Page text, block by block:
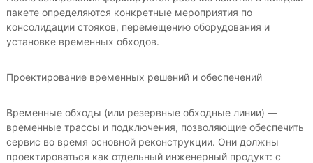
пакете определяются конкретные мероприятия по
консолидации стояков, перемещению оборудования и
установке временных обходов.
Проектирование временных решений и обеспечений
Временные обходы (или резервные обходные линии) —
временные трассы и подключения, позволяющие обеспечить
сервис во время основной реконструкции. Они должны
проектироваться как отдельный инженерный продукт: с